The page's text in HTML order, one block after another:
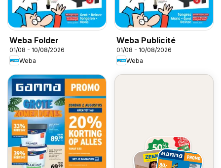
Weba Folder
01/08 - 10/08/2026
Weba
Weba Publicité
01/08 - 10/08/2026
Weba